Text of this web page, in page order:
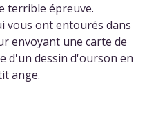
terrible épreuve.
vous ont entourés dans
envoyant une carte de
d'un dessin d'ourson en
ange.